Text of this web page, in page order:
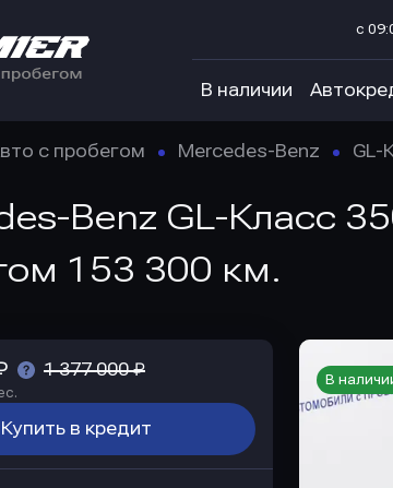
с
В наличии
с пробегом Mercedes-Benz GL-
Benz GL-Класс
153 300 км.
В
1 377 000 ₽
Купить в кредит